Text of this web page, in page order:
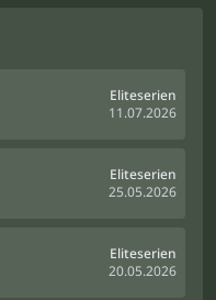
Eliteserien
11.07.2026
Eliteserien
25.05.2026
Eliteserien
20.05.2026